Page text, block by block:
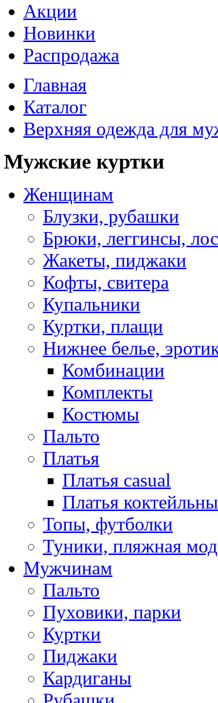
Акции
Новинки
Распродажа
Главная
Каталог
Верхняя одежда для
Мужские куртки
Женщинам
Блузки, рубашки
Брюки, леггинсы,
Жакеты, пиджаки
Кофты, свитера
Купальники
Куртки, плащи
Нижнее белье,
Комбинации
Комплекты
Костюмы
Пальто
Платья
Платья casual
Платья
Топы, футболки
Туники, пляжная
Мужчинам
Пальто
Пуховики, парки
Куртки
Пиджаки
Кардиганы